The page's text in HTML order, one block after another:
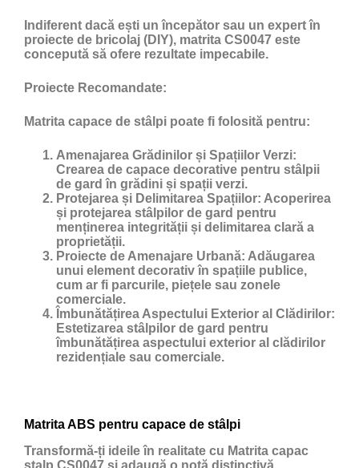
Indiferent dacă ești un începător sau un expert în
proiecte de bricolaj (DIY), matrita CS0047 este
concepută să ofere rezultate impecabile.
Proiecte Recomandate:
Matrita capace de stâlpi poate fi folosită pentru:
Amenajarea Grădinilor și Spațiilor Verzi:
Crearea de capace decorative pentru stâlpii
de gard în grădini și spații verzi.
Protejarea și Delimitarea Spațiilor: Acoperirea
și protejarea stâlpilor de gard pentru
menținerea integrității și delimitarea clară a
proprietății.
Proiecte de Amenajare Urbană: Adăugarea
unui element decorativ în spațiile publice,
cum ar fi parcurile, piețele sau zonele
comerciale.
Îmbunătățirea Aspectului Exterior al Clădirilor:
Estetizarea stâlpilor de gard pentru
îmbunătățirea aspectului exterior al clădirilor
rezidențiale sau comerciale.
Matrita ABS pentru capace de stâlpi
Transformă-ți ideile în realitate cu Matrita capac